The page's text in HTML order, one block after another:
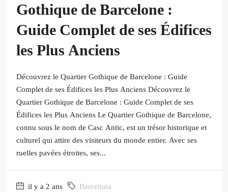
Gothique de Barcelone :
Guide Complet de ses Édifices
les Plus Anciens
Découvrez le Quartier Gothique de Barcelone : Guide
Complet de ses Édifices les Plus Anciens Découvrez le
Quartier Gothique de Barcelone : Guide Complet de ses
Édifices les Plus Anciens Le Quartier Gothique de Barcelone,
connu sous le nom de Casc Antic, est un trésor historique et
culturel qui attire des visiteurs du monde entier. Avec ses
ruelles pavées étroites, ses...
il y a 2 ans Barcelona